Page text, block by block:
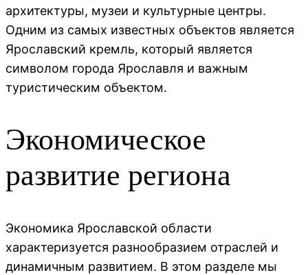
архитектуры, музеи и культурные центры.
Одним из самых известных объектов является
Ярославский кремль, который является
символом города Ярославля и важным
туристическим объектом.
Экономическое
развитие региона
Экономика Ярославской области
характеризуется разнообразием отраслей и
динамичным развитием. В этом разделе мы